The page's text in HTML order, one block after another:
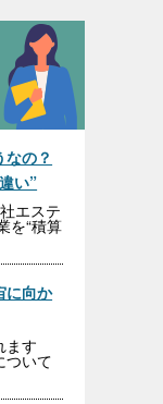
の？
い”
エステ
を“積算
に向か
ます
ついて